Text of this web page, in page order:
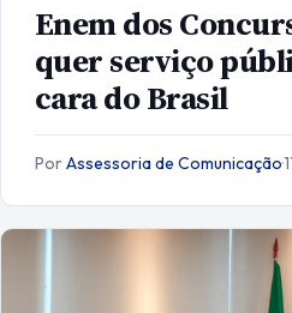
Enem dos
quer serviço
cara do Brasil
PorAssessoria de Comunicação·